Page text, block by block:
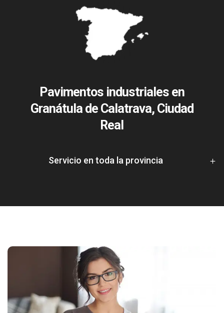
Pavimentos industriales en
Granátula de Calatrava, Ciudad
Real
Servicio en toda la provincia